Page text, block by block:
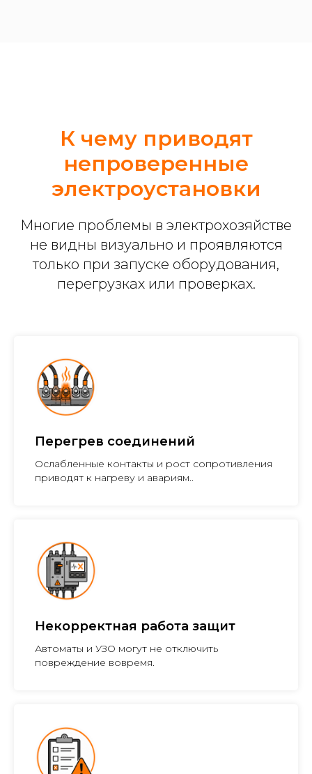
К чему приводят
непроверенные
электроустановки
Многие проблемы в электрохозяйстве
не видны визуально и проявляются
только при запуске оборудования,
перегрузках или проверках.
Перегрев соединений
Ослабленные контакты и рост сопротивления
приводят к нагреву и авариям..
Некорректная работа защит
Автоматы и УЗО могут не отключить
повреждение вовремя.